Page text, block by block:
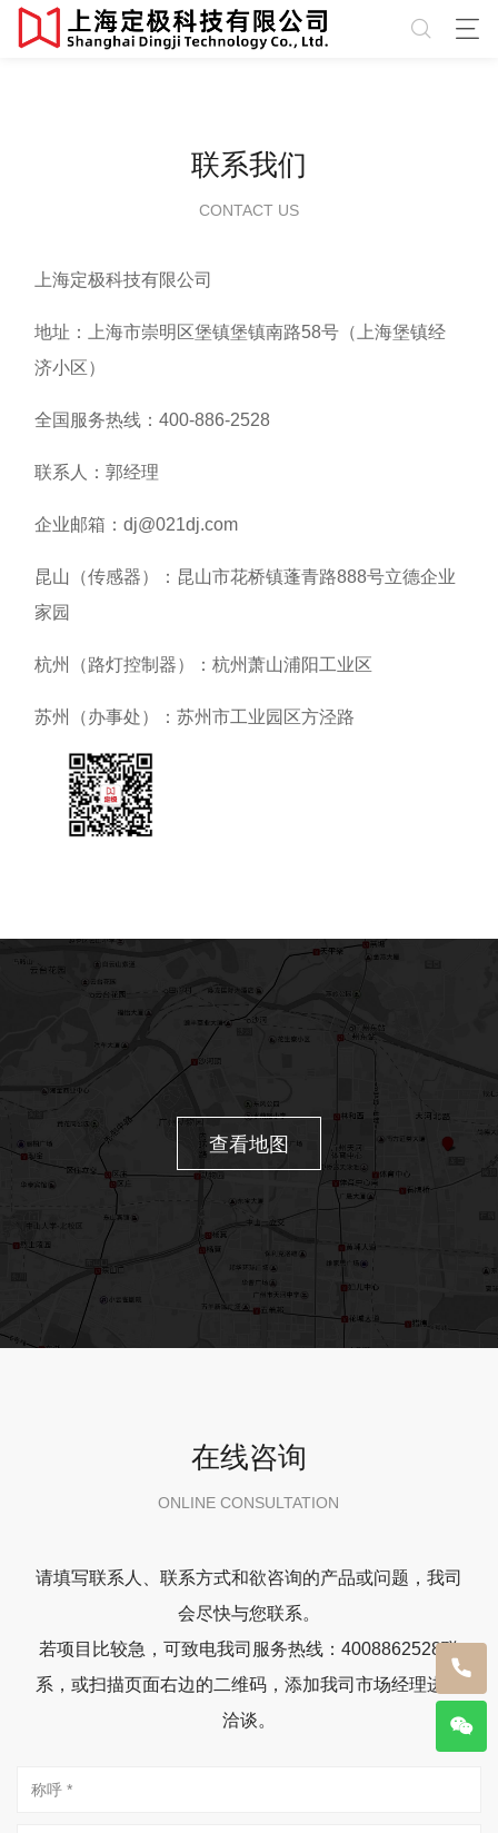
联系我们
CONTACT US
上海定极科技有限公司
地址：上海市崇明区堡镇堡镇南路58号（上海堡镇经
济小区）
全国服务热线：400-886-2528
联系人：郭经理
企业邮箱：dj@021dj.com
昆山（传感器）：昆山市花桥镇蓬青路888号立德企业
家园
杭州（路灯控制器）：杭州萧山浦阳工业区
苏州（办事处）：苏州市工业园区方泾路
查看地图
在线咨询
ONLINE CONSULTATION
请填写联系人、联系方式和欲咨询的产品或问题，我司
会尽快与您联系。
若项目比较急，可致电我司服务热线：4008862528联
系，或扫描页面右边的二维码，添加我司市场经理进行
洽谈。